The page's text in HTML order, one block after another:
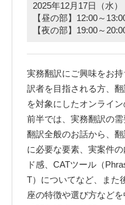
2025年12月17日（水）
【昼の部】12:00～
【夜の部】19:00～
実務翻訳にご興味をお
訳者を目指される方、
を対象にしたオンライン
前半では、実務翻訳の
翻訳全般のお話から、
に必要な要素、実案件
ド感、CATツール（
T）についてなど、また
座の特徴や選び方など